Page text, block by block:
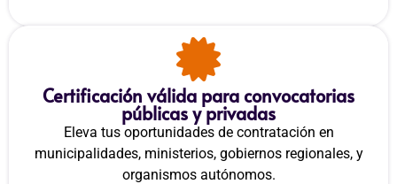
Certificación válida para convocatorias
públicas y privadas
Eleva tus oportunidades de contratación en
municipalidades, ministerios, gobiernos regionales, y
organismos autónomos.